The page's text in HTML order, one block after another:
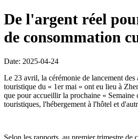
De l'argent réel
de consommation
Date: 2025-04-24
Le 23 avril, la cérémonie de lancement
touristique du « 1er mai » ont eu lieu à
que pour accueillir la prochaine «
touristiques, l'hébergement à l'hôtel et
Selon les rapports, au premier trimestre